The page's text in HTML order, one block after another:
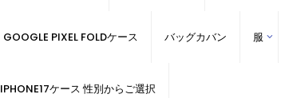
GOOGLE PIXEL FOLDケース バッグカバン 服
IPHONE17ケース 性別からご選択